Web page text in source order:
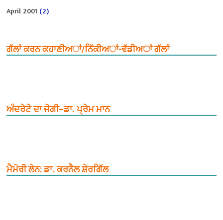
April 2001 (2)
ਗੱਲਾਂ ਕਰਨ ਕਹਾਣੀਅਾਂ/ਨਿੱਕੀਅਾਂ-ਵੱਡੀਅਾਂ ਗੱਲਾਂ
ਅੰਦਰੇਟੇ ਦਾ ਜੋਗੀ–ਡਾ. ਪ੍ਰੇਮ ਮਾਨ
ਮੈਮੋਰੀ ਲੇਨ: ਡਾ. ਕਰਨੈਲ ਸ਼ੇਰਗਿੱਲ